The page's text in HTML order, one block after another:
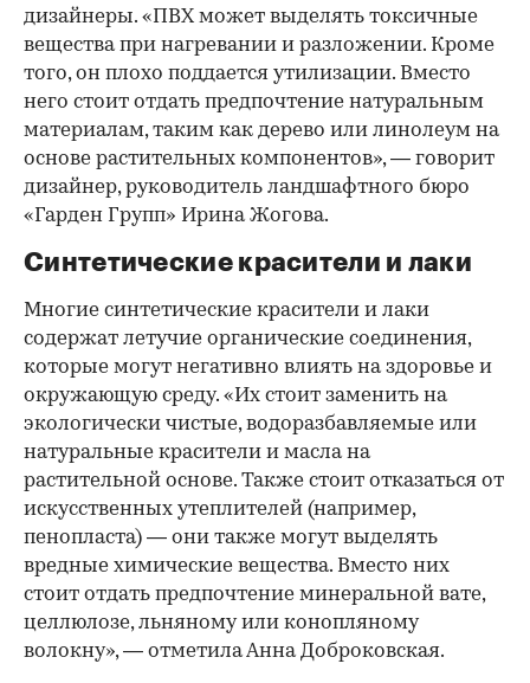
дизайнеры. «ПВХ может выделять токсичные
вещества при нагревании и разложении. Кроме
того, он плохо поддается утилизации. Вместо
него стоит отдать предпочтение натуральным
материалам, таким как дерево или линолеум на
основе растительных компонентов», — говорит
дизайнер, руководитель ландшафтного бюро
«Гарден Групп» Ирина Жогова.
Синтетические красители и лаки
Многие синтетические красители и лаки
содержат летучие органические соединения,
которые могут негативно влиять на здоровье и
окружающую среду. «Их стоит заменить на
экологически чистые, водоразбавляемые или
натуральные красители и масла на
растительной основе. Также стоит отказаться от
искусственных утеплителей (например,
пенопласта) — они также могут выделять
вредные химические вещества. Вместо них
стоит отдать предпочтение минеральной вате,
целлюлозе, льняному или конопляному
волокну», — отметила Анна Доброковская.